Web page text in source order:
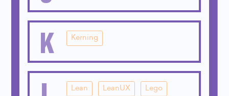
K Kerning
Lean LeanUX Lego